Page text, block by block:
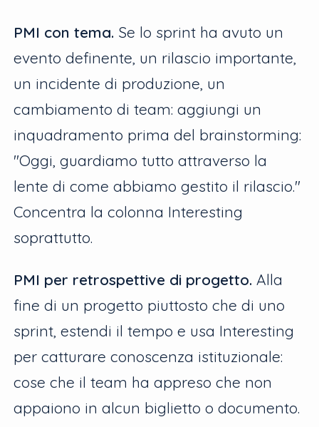
PMI con tema. Se lo sprint ha avuto un
evento definente, un rilascio importante,
un incidente di produzione, un
cambiamento di team: aggiungi un
inquadramento prima del brainstorming:
"Oggi, guardiamo tutto attraverso la
lente di come abbiamo gestito il rilascio."
Concentra la colonna Interesting
soprattutto.
PMI per retrospettive di progetto. Alla
fine di un progetto piuttosto che di uno
sprint, estendi il tempo e usa Interesting
per catturare conoscenza istituzionale:
cose che il team ha appreso che non
appaiono in alcun biglietto o documento.